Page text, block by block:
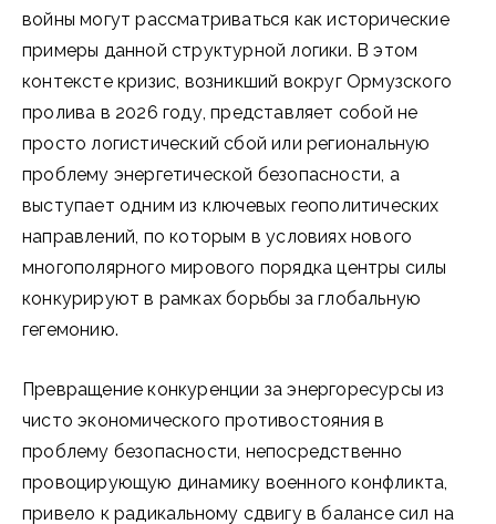
войны могут рассматриваться как исторические
примеры данной структурной логики. В этом
контексте кризис, возникший вокруг Ормузского
пролива в 2026 году, представляет собой не
просто логистический сбой или региональную
проблему энергетической безопасности, а
выступает одним из ключевых геополитических
направлений, по которым в условиях нового
многополярного мирового порядка центры силы
конкурируют в рамках борьбы за глобальную
гегемонию.
Превращение конкуренции за энергоресурсы из
чисто экономического противостояния в
проблему безопасности, непосредственно
провоцирующую динамику военного конфликта,
привело к радикальному сдвигу в балансе сил на